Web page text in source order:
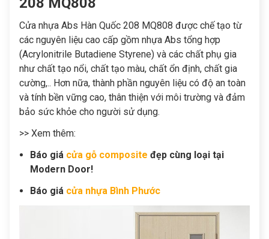
Cửa nhựa Abs Hàn Quốc 208 MQ808 được chế tạo từ
các nguyên liệu cao cấp gồm nhựa Abs tổng hợp
(Acrylonitrile Butadiene Styrene) và các chất phụ gia
như chất tạo nổi, chất tạo màu, chất ổn định, chất gia
cường,.. Hơn nữa, thành phần nguyên liệu có độ an toàn
và tính bền vững cao, thân thiện với môi trường và đảm
bảo sức khỏe cho người sử dụng.
>> Xem thêm:
Báo giá cửa gỗ composite đẹp cùng loại tại
Modern Door!
Báo giá cửa nhựa Bình Phước